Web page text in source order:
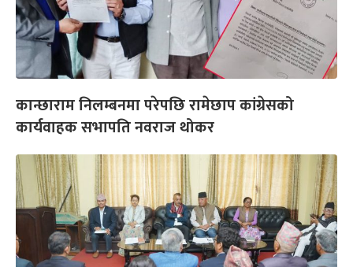
कान्छाराम निलम्बनमा परेपछि रामेछाप कांग्रेसको
कार्यवाहक सभापति नवराज थोकर